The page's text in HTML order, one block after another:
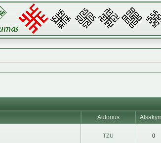
Autorius
TZU 0